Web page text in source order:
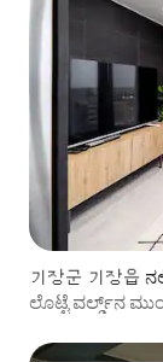
기
ಲೊಟ್ಟೆ ವರ್ಲ್ಡ್‌ನ